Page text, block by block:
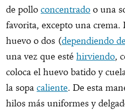
de pollo concentrado o una
favorita, excepto una crema.
huevo o dos (dependiendo
una vez que esté hirviendo,
coloca el huevo batido y
la sopa caliente. De esta
hilos más uniformes y